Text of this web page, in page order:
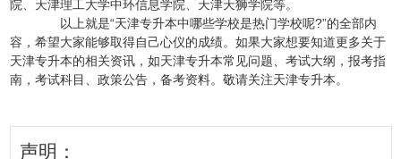
院、天津理工大学中环信息学院、天津天狮学院等。
以上就是“天津专升本中哪些学校是热门学校呢?”的全部内
容，希望大家能够取得自己心仪的成绩。如果大家想要知道更多关于
天津专升本的相关资讯，如天津专升本常见问题、考试大纲，报考指
南，考试科目、政策公告，备考资料。敬请关注天津专升本。
声明：